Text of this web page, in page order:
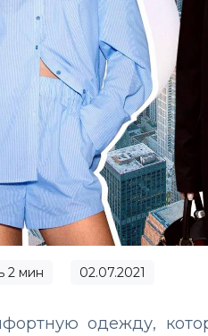
2 мин 02.07.2021
одежду,